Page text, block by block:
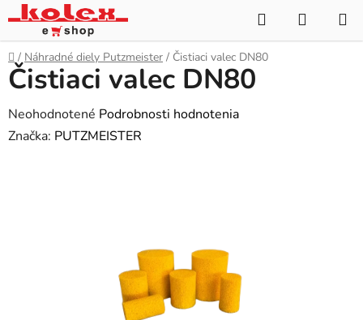
Prejsť
na
obsah
Hľadať
KOŠÍK
Domov
/ Náhradné diely Putzmeister / Čistiaci valec DN80
Čistiaci valec DN80
Priemerné
hodnotenie
Neohodnotené Podrobnosti hodnotenia
Značka: PUTZMEISTER